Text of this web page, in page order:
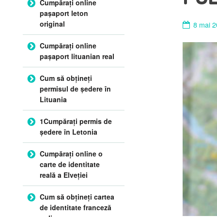
8 mai
Cumpărați online
pașaport leton
original
Cumpărați online
pașaport lituanian real
Cum să obțineți
permisul de ședere în
Lituania
1Cumpărați permis de
ședere în Letonia
Cumpărați online o
carte de identitate
reală a Elveției
Cum să obțineți cartea
de identitate franceză